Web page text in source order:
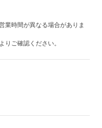
業時間が異なる場合がありま
りご確認ください。